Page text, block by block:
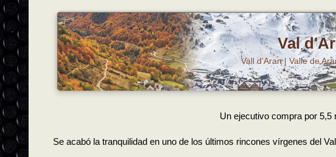
Val
Vall d'Aran | Valle de
Un ejecutivo compra por 5,5
Se acabó la tranquilidad en uno de los últimos rincones vírgenes del